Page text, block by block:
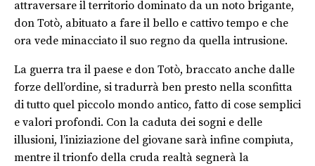
attraversare il territorio dominato da un noto brigante,
don Totò, abituato a fare il bello e cattivo tempo e che
ora vede minacciato il suo regno da quella intrusione.
La guerra tra il paese e don Totò, braccato anche dalle
forze dell’ordine, si tradurrà ben presto nella sconfitta
di tutto quel piccolo mondo antico, fatto di cose semplici
e valori profondi. Con la caduta dei sogni e delle
illusioni, l’iniziazione del giovane sarà infine compiuta,
mentre il trionfo della cruda realtà segnerà la